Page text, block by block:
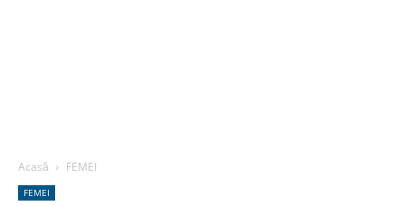
Acasă FEMEI
FEMEI